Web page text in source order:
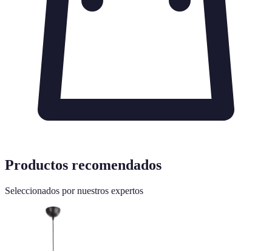
Productos recomendados
Seleccionados por nuestros expertos